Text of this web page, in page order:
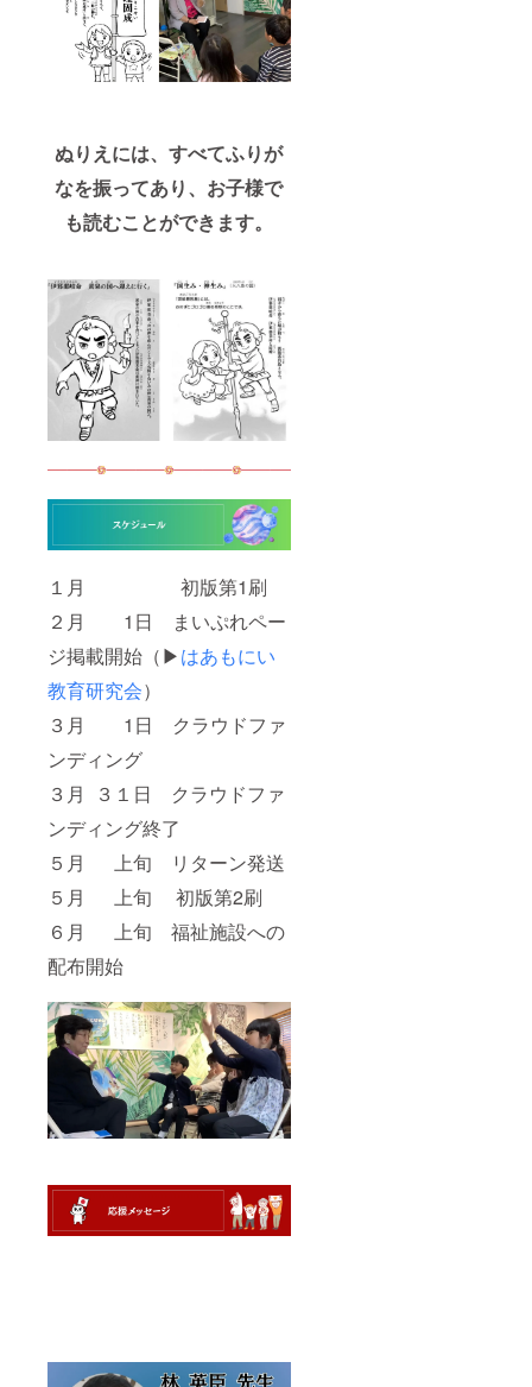
ぬりえには、すべてふりが
なを振ってあり、お子様で
も読むことができます。
１月 初版第1刷
２月 1日 まいぷれペー
ジ掲載開始（▶はあもにい
教育研究会）
３月 1日 クラウドファ
ンディング
３月 ３１日 クラウドファ
ンディング終了
５月 上旬 リターン発送
５月 上旬 初版第2刷
６月 上旬 福祉施設への
配布開始